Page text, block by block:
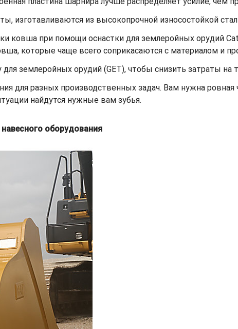
изготавливаются из высокопрочной износостойкой
ковша при помощи оснастки для землеройных орудий Cat
которые чаще всего соприкасаются с материалом и
землеройных орудий (GET), чтобы снизить затраты на
для разных производственных задач. Вам нужна ровная
найдутся нужные вам зубья.
оборудования